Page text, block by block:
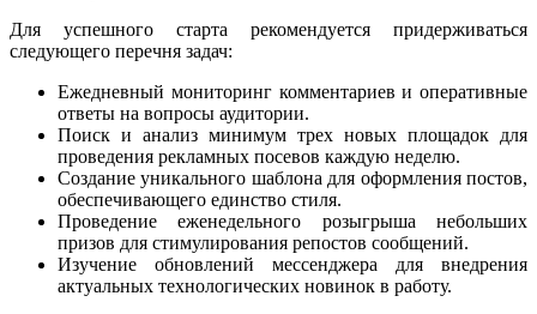
Для успешного старта рекомендуется придерживаться
следующего перечня задач:
Ежедневный мониторинг комментариев и оперативные
ответы на вопросы аудитории.
Поиск и анализ минимум трех новых площадок для
проведения рекламных посевов каждую неделю.
Создание уникального шаблона для оформления постов,
обеспечивающего единство стиля.
Проведение еженедельного розыгрыша небольших
призов для стимулирования репостов сообщений.
Изучение обновлений мессенджера для внедрения
актуальных технологических новинок в работу.